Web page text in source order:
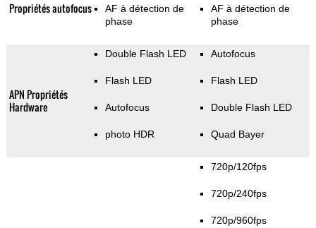
Propriétés autofocus
AF à détection de
phase
AF à détection de
phase
APN Propriétés
Hardware
Double Flash LED
Flash LED
Autofocus
photo HDR
Autofocus
Flash LED
Double Flash LED
Quad Bayer
720p/120fps
720p/240fps
720p/960fps